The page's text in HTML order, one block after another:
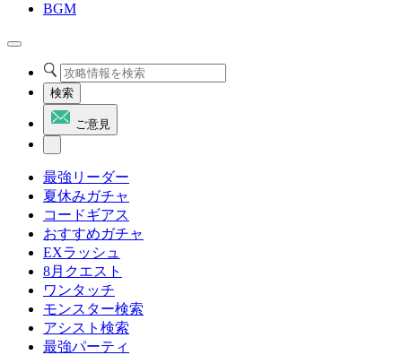
BGM
検索
ご意見
最強リーダー
夏休みガチャ
コードギアス
おすすめガチャ
EXラッシュ
8月クエスト
ワンタッチ
モンスター検索
アシスト検索
最強パーティ